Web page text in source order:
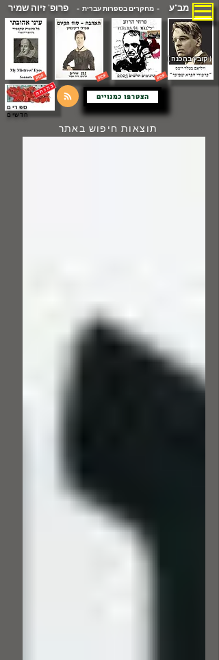
מב"ע - מחקרים בספרות עברית -פרופ' זיוה שמיר
( קובץ בהכנה )
הצטרפו כמנויים
ספרים
חדשים
תוצאות חיפוש באתר